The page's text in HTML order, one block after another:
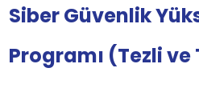
Siber Güvenlik
Programı (Tezli ve